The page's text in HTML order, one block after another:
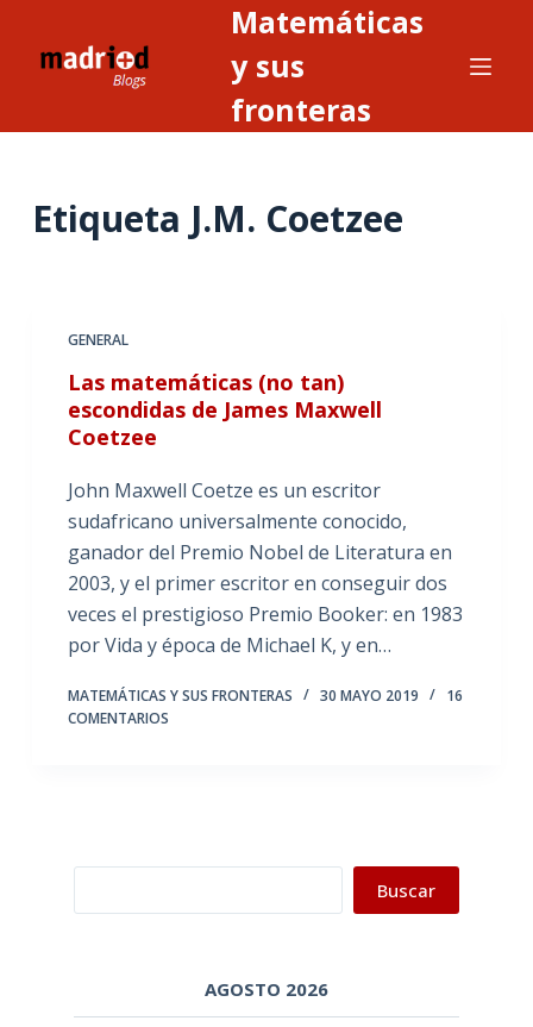
Matemáticas
y sus
fronteras
Etiqueta J.M. Coetzee
GENERAL
Las matemáticas (no tan)
escondidas de James Maxwell
Coetzee
John Maxwell Coetze es un escritor
sudafricano universalmente conocido,
ganador del Premio Nobel de Literatura en
2003, y el primer escritor en conseguir dos
veces el prestigioso Premio Booker: en 1983
por Vida y época de Michael K, y en…
MATEMÁTICAS Y SUS FRONTERAS 30 MAYO 2019
16
COMENTARIOS
Buscar
AGOSTO 2026